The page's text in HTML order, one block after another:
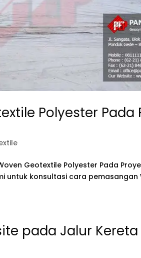
Polyester Pada
Geotextile Polyester Pada
untuk konsultasi cara pemasangan
pada Jalur